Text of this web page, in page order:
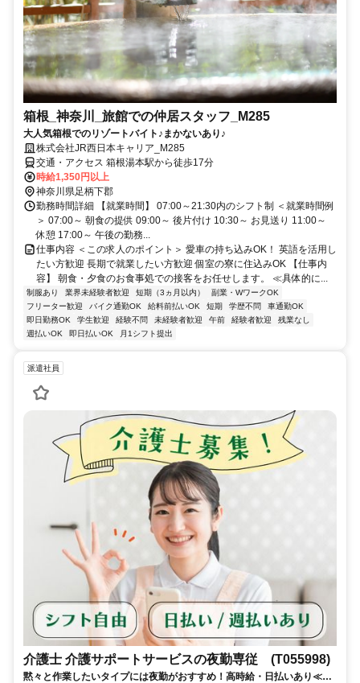
箱根_神奈川_旅館での仲居スタッフ_M285
大人気箱根でのリゾートバイト♪まかないあり♪
株式会社JR西日本キャリア_M285
交通・アクセス 箱根湯本駅から徒歩17分
時給1,350円以上
神奈川県足柄下郡
勤務時間詳細 【就業時間】 07:00～21:30内のシフト制 ＜就業時間例
＞ 07:00～ 朝食の提供 09:00～ 後片付け 10:30～ お見送り 11:00～
休憩 17:00～ 午後の勤務...
仕事内容 ＜この求人のポイント＞ 愛車の持ち込みOK！ 英語を活用し
たい方歓迎 長期で就業したい方歓迎 個室の寮に住込みOK 【仕事内
容】 朝食・夕食のお食事処での接客をお任せします。 ≪具体的に...
制服あり 業界未経験者歓迎 短期（3ヵ月以内）
副業・WワークOK
フリーター歓迎
バイク通勤OK 給料前払いOK 短期 学歴不問
車通勤OK
即日勤務OK
学生歓迎 経験不問 未経験者歓迎 午前 経験者歓迎
残業なし
週払いOK
即日払いOK 月1シフト提出
派遣社員
介護士 介護サポートサービスの夜勤専従 (T055998)
黙々と作業したいタイプには夜勤がおすすめ！高時給・日払いあり≪神